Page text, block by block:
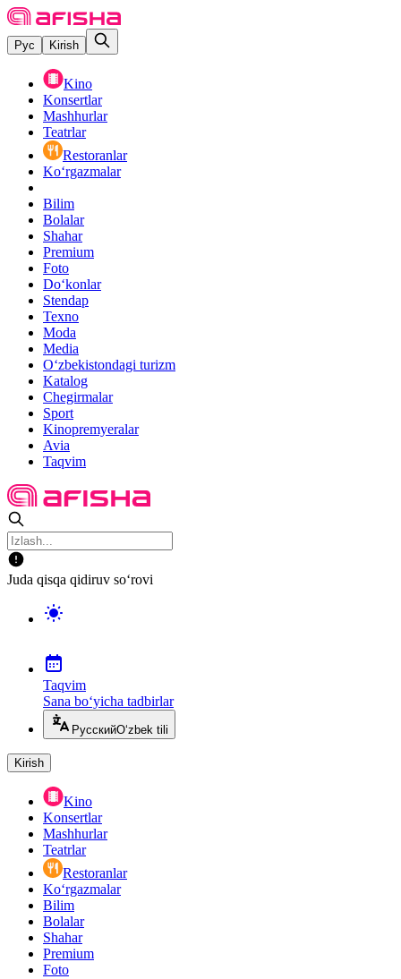
Рус Kirish
Kino
Konsertlar
Mashhurlar
Teatrlar
Restoranlar
Ko‘rgazmalar
Bilim
Bolalar
Shahar
Premium
Foto
Do‘konlar
Stendap
Texno
Moda
Media
O‘zbekistondagi turizm
Katalog
Chegirmalar
Sport
Kinopremyeralar
Avia
Taqvim
Juda qisqa qidiruv so‘rovi
Taqvim
Sana bo‘yicha tadbirlar
РусскийO‘zbek tili
Kirish
Kino
Konsertlar
Mashhurlar
Teatrlar
Restoranlar
Ko‘rgazmalar
Bilim
Bolalar
Shahar
Premium
Foto